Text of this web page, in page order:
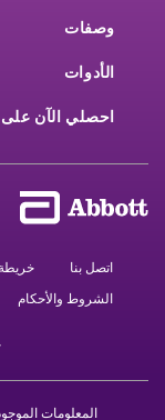
وصفات
الأدوات
احصلي الآن على
خريطة الموقع
الشروط والأحكام
حقوق
المعلومات الموجودة في